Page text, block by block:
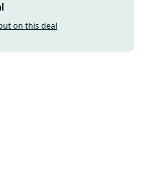
on this deal